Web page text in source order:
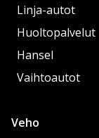
Linja-autot
Huoltopalvelut
Hansel
Vaihtoautot
Veho